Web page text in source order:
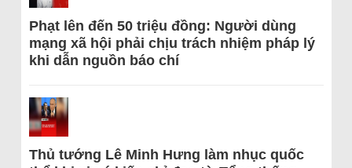
Phạt lên đến 50 triệu đồng: Người dùng
mạng xã hội phải chịu trách nhiệm pháp lý
khi dẫn nguồn báo chí
Thủ tướng Lê Minh Hưng làm nhục quốc